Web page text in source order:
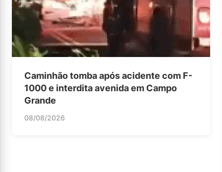
Caminhão tomba após acidente com F-
1000 e interdita avenida em Campo
Grande
08/08/2026